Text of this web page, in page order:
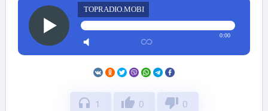
TOPRADIO.MOBI
0:00
headphones 1 thumb_up 0 thumb_down 0